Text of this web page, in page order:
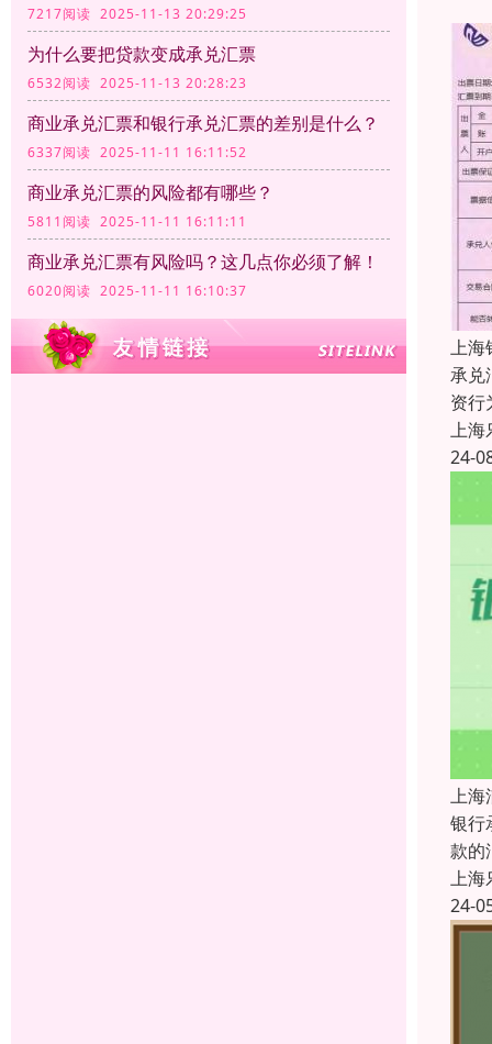
7217阅读 2025-11-13 20:29:25
为什么要把贷款变成承兑汇票
6532阅读 2025-11-13 20:28:23
商业承兑汇票和银行承兑汇票的差别是什么？
6337阅读 2025-11-11 16:11:52
商业承兑汇票的风险都有哪些？
5811阅读 2025-11-11 16:11:11
商业承兑汇票有风险吗？这几点你必须了解！
6020阅读 2025-11-11 16:10:37
上海
承兑
资行
上海
24-
上海
银行
款的
上海
24-